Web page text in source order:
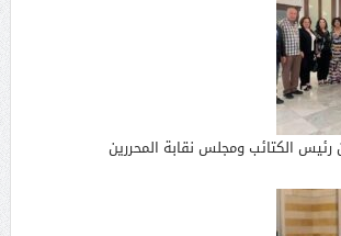
رئيس الكتائب ومجلس نقابة المحررين